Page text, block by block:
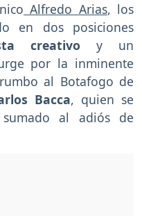
Alfredo Arias, los
en dos posiciones
creativo y un
por la inminente
rumbo al Botafogo de
Bacca, quien se
al adiós de